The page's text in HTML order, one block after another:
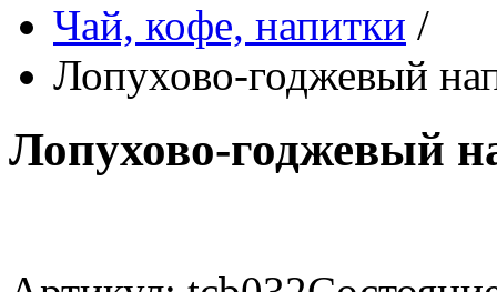
Чай, кофе, напитки /
Лопухово-годжевый
Лопухово-годжевый